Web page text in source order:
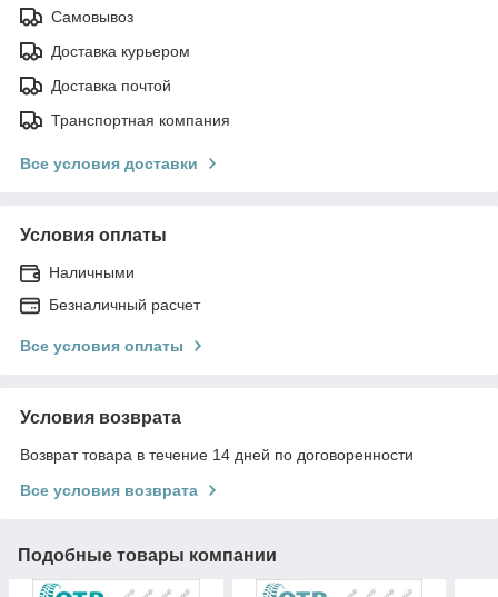
Самовывоз
Доставка курьером
Доставка почтой
Транспортная компания
Все условия доставки
Условия оплаты
Наличными
Безналичный расчет
Все условия оплаты
Условия возврата
Возврат товара в течение 14 дней по договоренности
Все условия возврата
Подобные товары компании